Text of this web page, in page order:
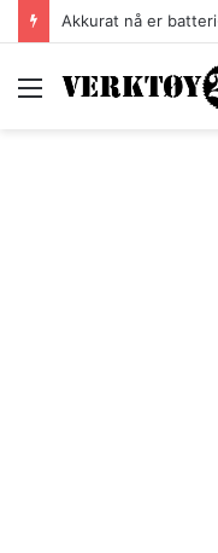
Akkurat nå er
Meny